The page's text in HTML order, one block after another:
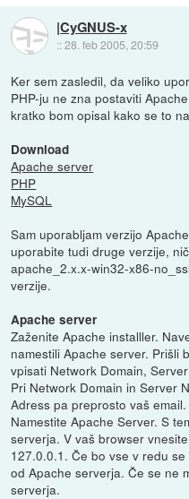
|CyGNUS-x
::28. feb 2005, 20:59
Ker sem zasledil, da veliko
PHP-ju ne zna postaviti
kratko bom opisal kako se to
Download
Apache server
PHP
MySQL
Sam uporabljam verzijo
uporabite tudi druge verzije,
apache_2.x.x-win32-x86-
verzije.
Apache server
Zaženite Apache installler.
namestili Apache server. Prišli
vpisati Network Domain,
Pri Network Domain in Server
Adress pa preprosto vaš email.
Namestite Apache Server. S
serverja. V vaš browser
127.0.0.1. Če bo vse v redu
od Apache serverja. Če se ne
serverja.